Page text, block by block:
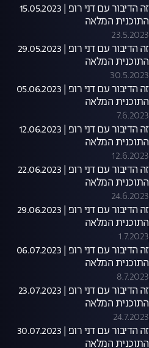
זה הדיבור עם דני רופ | 15.05.2023
התוכנית המלאה
23.5.2023
זה הדיבור עם דני רופ | 29.05.2023
התוכנית המלאה
30.5.2023
זה הדיבור עם דני רופ | 05.06.2023
התוכנית המלאה
7.6.2023
זה הדיבור עם דני רופ | 12.06.2023
התוכנית המלאה
12.6.2023
זה הדיבור עם דני רופ | 22.06.2023
התוכנית המלאה
24.6.2023
זה הדיבור עם דני רופ | 29.06.2023
התוכנית המלאה
1.7.2023
זה הדיבור עם דני רופ | 06.07.2023
התוכנית המלאה
8.7.2023
זה הדיבור עם דני רופ | 23.07.2023
התוכנית המלאה
24.7.2023
זה הדיבור עם דני רופ | 30.07.2023
התוכנית המלאה